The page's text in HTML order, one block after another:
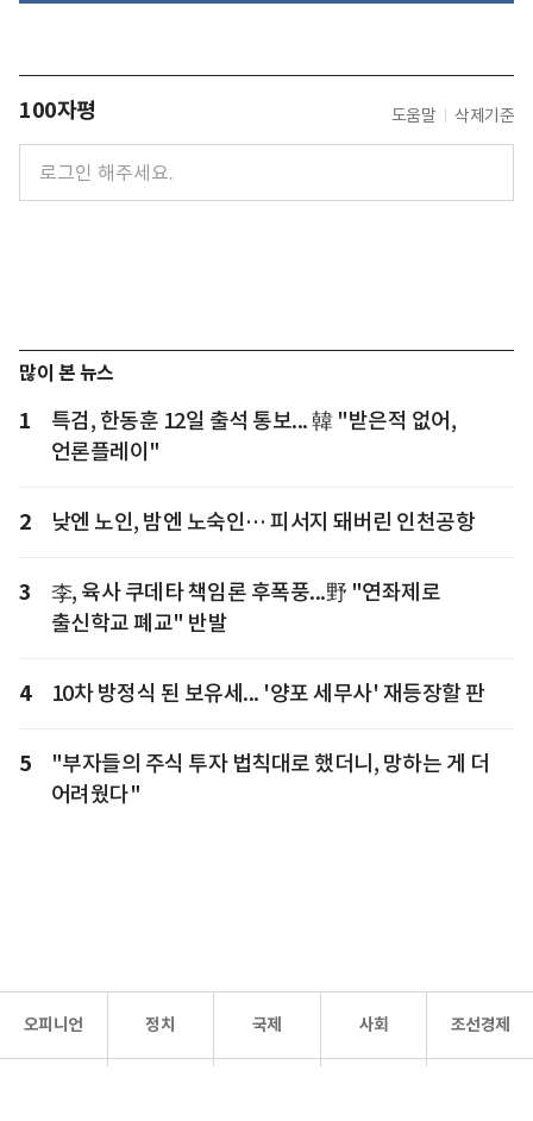
100자평 도움말 삭제기준
많이 본 뉴스
1
특검, 한동훈 12일 출석 통보... 韓 "받은적 없어,
언론플레이"
2 낮엔 노인, 밤엔 노숙인… 피서지 돼버린 인천공항
3
李, 육사 쿠데타 책임론 후폭풍...野 "연좌제로
출신학교 폐교" 반발
4 10차 방정식 된 보유세... '양포 세무사' 재등장할 판
5
"부자들의 주식 투자 법칙대로 했더니, 망하는 게 더
어려웠다"
오피니언 정치 국제 사회 조선경제